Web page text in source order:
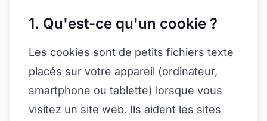
1. Qu'est-ce qu'un cookie ?
Les cookies sont de petits fichiers texte
placés sur votre appareil (ordinateur,
smartphone ou tablette) lorsque vous
visitez un site web. Ils aident les sites